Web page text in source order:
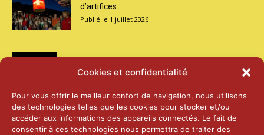
Cookies et confidentialité
Pour vous offrir le meilleur confort de navigation, nous utilisons
des technologies telles que les cookies pour stocker et/ou
accéder aux informations des appareils connectés. Le fait de
consentir à ces technologies nous permettra de traiter des
d’artifices...
1 juillet 2026
2026 – Laiterie d’Orsières et Abbaye de St-
Maurice
25 juin 2026